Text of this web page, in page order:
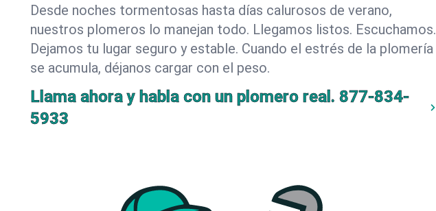
Desde noches tormentosas hasta días calurosos de verano,
nuestros plomeros lo manejan todo. Llegamos listos. Escuchamos.
Dejamos tu lugar seguro y estable. Cuando el estrés de la plomería
se acumula, déjanos cargar con el peso.
Llama ahora y habla con un plomero real. 877-834-
5933